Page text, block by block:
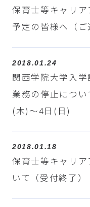
保育士等キャリ
予定の皆様へ（ご
2018.01.24
関西学院大学入
業務の停止につ
(木)～4日(日)
2018.01.18
保育士等キャリ
いて（受付終了）